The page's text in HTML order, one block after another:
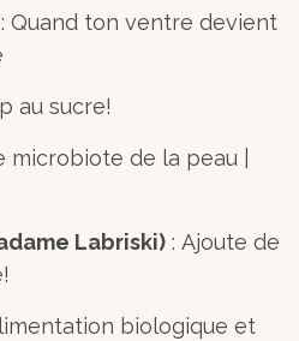
: Quand ton ventre devient
au sucre!
microbiote de la peau |
Labriski) : Ajoute de
biologique et